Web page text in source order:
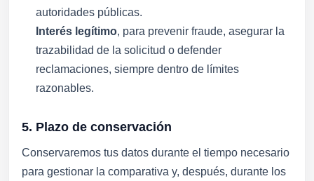
autoridades públicas.
Interés legítimo, para prevenir fraude, asegurar la
trazabilidad de la solicitud o defender
reclamaciones, siempre dentro de límites
razonables.
5. Plazo de conservación
Conservaremos tus datos durante el tiempo necesario
para gestionar la comparativa y, después, durante los